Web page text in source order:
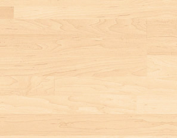
事開啟生活與夢想 每
一本書皆以一項臺灣
為主題，串聯生活情
感，透過故事思考問
題解決的方法。 特色
的糖果或點心，奇幻
力與趣味滿點！ 【得
獎記錄】 ★風靡臺日
韓三地小學生、系列
累積銷售逾百萬本 ★
連續兩年入選日本白
票已經售出，根本不
可能休息啊！大麥町
了好多個藥方，不僅
采！ 病患003〈熊貝
貝兒，因為他突然不
吃不喝睡不醒，像是